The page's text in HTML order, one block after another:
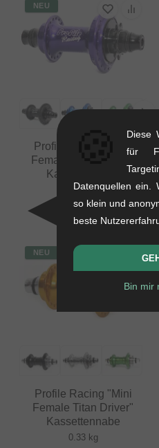
NEU
Profile Racing "Elite
Female CrMo Driver"
Kassettennabe
0.41 kg
394.92 EUR
NEU
Profile Racing "Mini
Female Titan Driver"
Kassettennabe
0.33 kg
Diese
für
Datenquellen ein.
so klein und
beste
Bin mir